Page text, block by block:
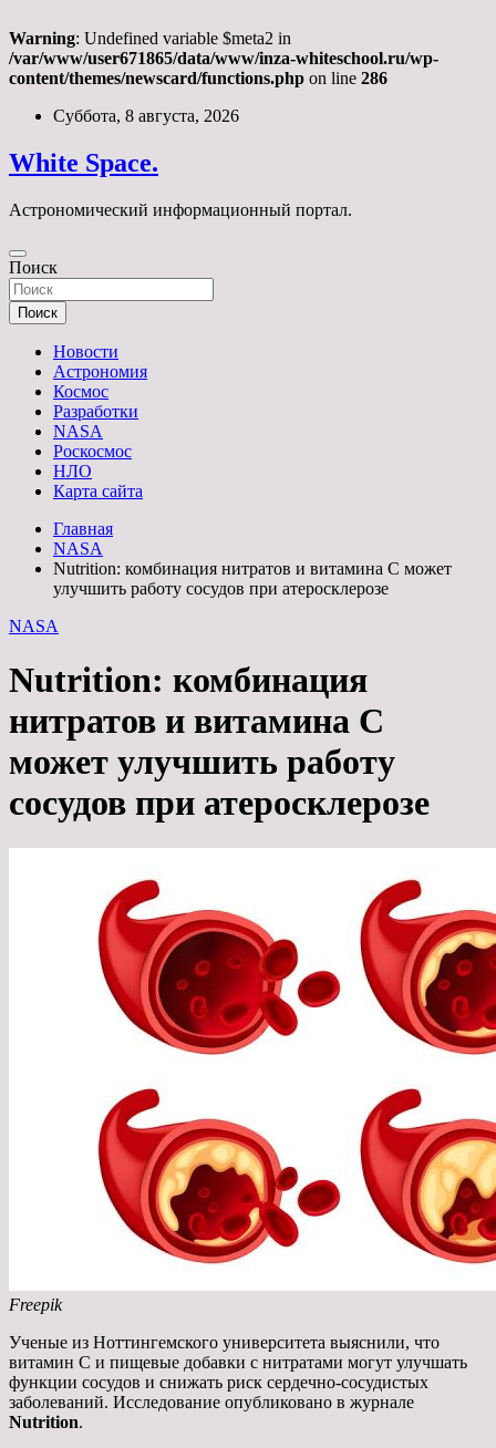
Warning: Undefined variable $meta2 in
/var/www/user671865/data/www/inza-whiteschool.ru/wp-
content/themes/newscard/functions.php on line 286
Перейти
содержимому
Суббота, 8 августа, 2026
White Space.
Астрономический информационный портал.
Поиск
Поиск
Новости
Астрономия
Космос
Разработки
NASA
Роскосмос
НЛО
Карта сайта
Главная
NASA
Nutrition: комбинация нитратов и витамина C может
улучшить работу сосудов при атеросклерозе
NASA
Nutrition: комбинация
нитратов и витамина C
может улучшить работу
сосудов при атеросклерозе
Freepik
Ученые из Ноттингемского университета выяснили, что
витамин С и пищевые добавки с нитратами могут улучшать
функции сосудов и снижать риск сердечно-сосудистых
заболеваний. Исследование опубликовано в журнале
Nutrition.